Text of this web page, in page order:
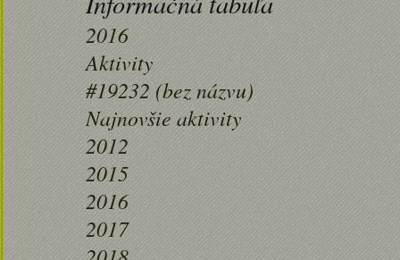
2016
Aktivity
#19232 (bez názvu)
Najnovšie aktivity
2012
2015
2016
2017